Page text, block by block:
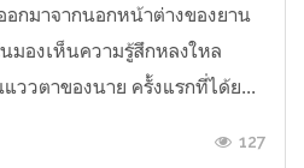
อกมาจากนอกหน้าต่างของยาน
องเห็นความรู้สึกหลงใหล
ววตาของนาย ครั้งแรกที่ได้ย...
127